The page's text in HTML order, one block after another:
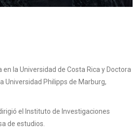
en la Universidad de Costa Rica y Doctora
Universidad Philipps de Marburg,
el Instituto de Investigaciones
de estudios.